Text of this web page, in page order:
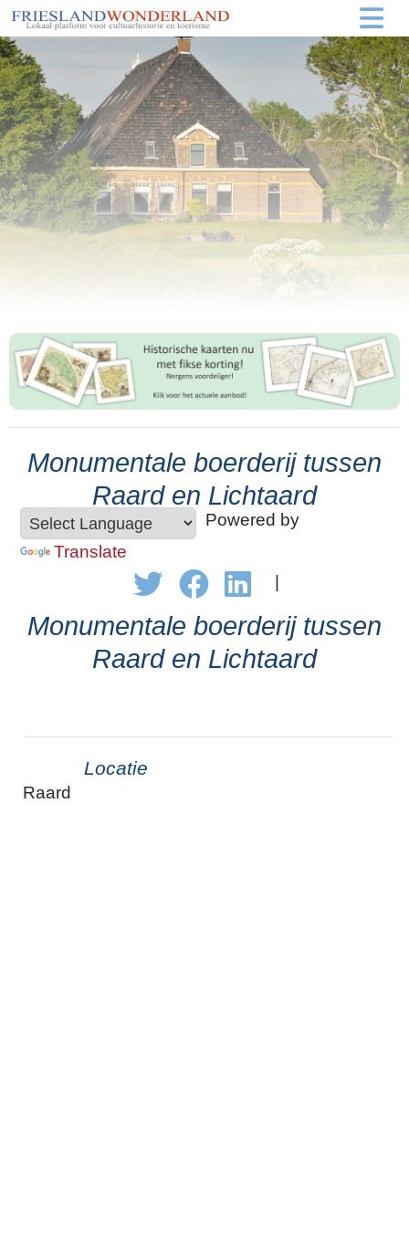
Monumentale boerderij tussen
Raard en Lichtaard
Powered by
Translate
Monumentale boerderij tussen
Raard en Lichtaard
Locatie
Raard